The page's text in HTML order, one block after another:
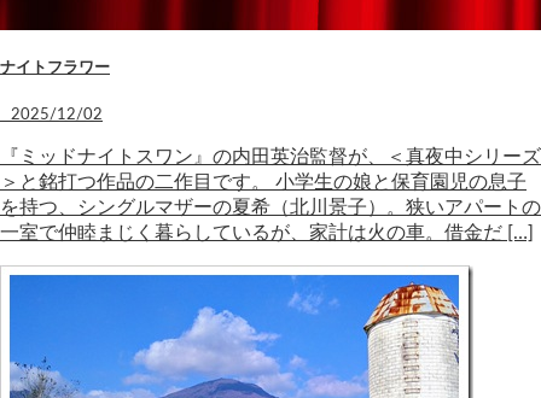
ナイトフラワー
2025/12/02
『ミッドナイトスワン』の内田英治監督が、＜真夜中シリーズ
＞と銘打つ作品の二作目です。 小学生の娘と保育園児の息子
を持つ、シングルマザーの夏希（北川景子）。狭いアパートの
一室で仲睦まじく暮らしているが、家計は火の車。借金だ […]